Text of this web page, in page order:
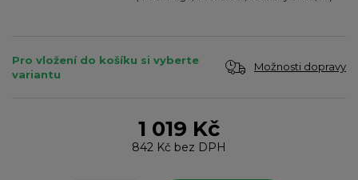
Pro vložení do košíku si vyberte
variantu
Možnosti dopravy
1 019 Kč
842 Kč bez DPH